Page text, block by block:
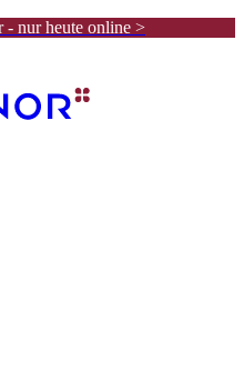
- nur heute online >